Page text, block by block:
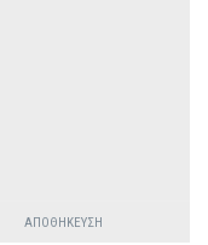
ΑΠΟΘΉΚΕΥΣΗ